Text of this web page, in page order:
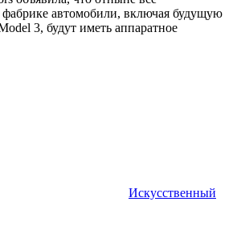
автомобили, включая будущую
3, будут иметь аппаратное
Искусственный